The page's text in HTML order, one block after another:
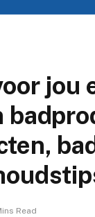
jou
Read